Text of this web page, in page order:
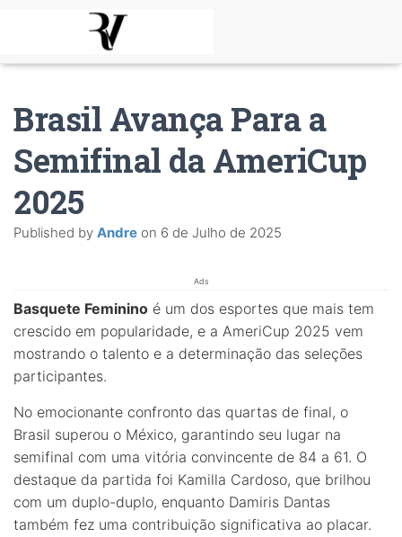
Brasil Avança Para a
Semifinal da AmeriCup
2025
Published by Andre on 6 de Julho de 2025
Ads
Basquete Feminino é um dos esportes que mais tem
crescido em popularidade, e a AmeriCup 2025 vem
mostrando o talento e a determinação das seleções
participantes.
No emocionante confronto das quartas de final, o
Brasil superou o México, garantindo seu lugar na
semifinal com uma vitória convincente de 84 a 61. O
destaque da partida foi Kamilla Cardoso, que brilhou
com um duplo-duplo, enquanto Damiris Dantas
também fez uma contribuição significativa ao placar.